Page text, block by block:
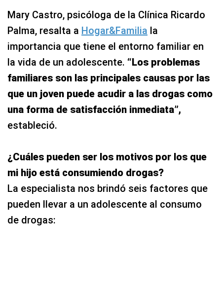
Mary Castro, psicóloga de la Clínica Ricardo
Palma, resalta a Hogar&Familia la
importancia que tiene el entorno familiar en
la vida de un adolescente. “Los problemas
familiares son las principales causas por las
que un joven puede acudir a las drogas como
una forma de satisfacción inmediata”,
estableció.
¿Cuáles pueden ser los motivos por los que
mi hijo está consumiendo drogas?
La especialista nos brindó seis factores que
pueden llevar a un adolescente al consumo
de drogas: